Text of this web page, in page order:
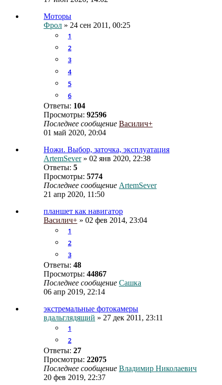
Моторы
Фрол » 24 сен 2011, 00:25
1
2
3
4
5
6
Ответы: 104
Просмотры: 92596
Последнее сообщение Василич+
01 май 2020, 20:04
Ножи. Выбор, заточка, эксплуатация
ArtemSever» 02 янв 2020, 22:38
Ответы: 5
Просмотры: 5774
Последнее сообщение ArtemSever
21 апр 2020, 11:50
планшет как навигатор
Василич+ » 02 фев 2014, 23:04
1
2
3
Ответы: 48
Просмотры: 44867
Последнее сообщение Сашка
06 апр 2019, 22:14
экстремальные фотокамеры
вдальглядящий » 27 дек 2011, 23:11
1
2
Ответы: 27
Просмотры: 22075
Последнее сообщение Владимир Николаевич
20 фев 2019, 22:37